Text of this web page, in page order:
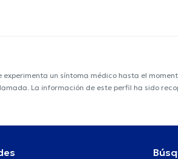
un síntoma médico hasta el
La información de este perfil ha sido